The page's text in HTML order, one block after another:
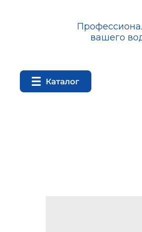
вашего